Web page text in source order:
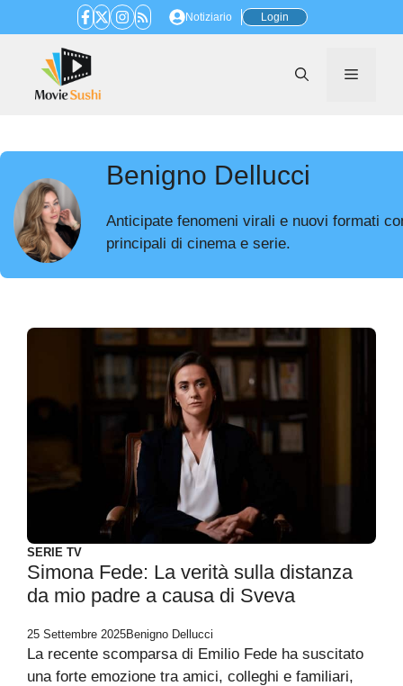
al
contenuto
Notiziario Login
Menu
Benigno Dellucci
Anticipate fenomeni virali e nuovi formati
principali di cinema e serie.
SERIE TV
Simona Fede: La verità sulla distanza
da mio padre a causa di Sveva
25 Settembre 2025Benigno Dellucci
La recente scomparsa di Emilio Fede ha suscitato
una forte emozione tra amici, colleghi e familiari,